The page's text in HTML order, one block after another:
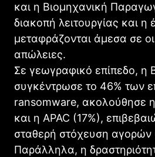
και η Βιομηχανική
διακοπή λειτουργίας και
μεταφράζονται άμεσα σε
απώλειες.
Σε γεωγραφικό επίπεδο, η
συγκέντρωσε το 46% των
ransomware, ακολούθησε
και η APAC (17%),
σταθερή στόχευση αγορών
Παράλληλα, η